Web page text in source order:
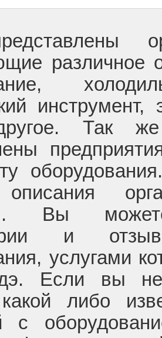
различное
инструмент,
Так
описания
Вы
и
услугами
Если вы
какой либо
с